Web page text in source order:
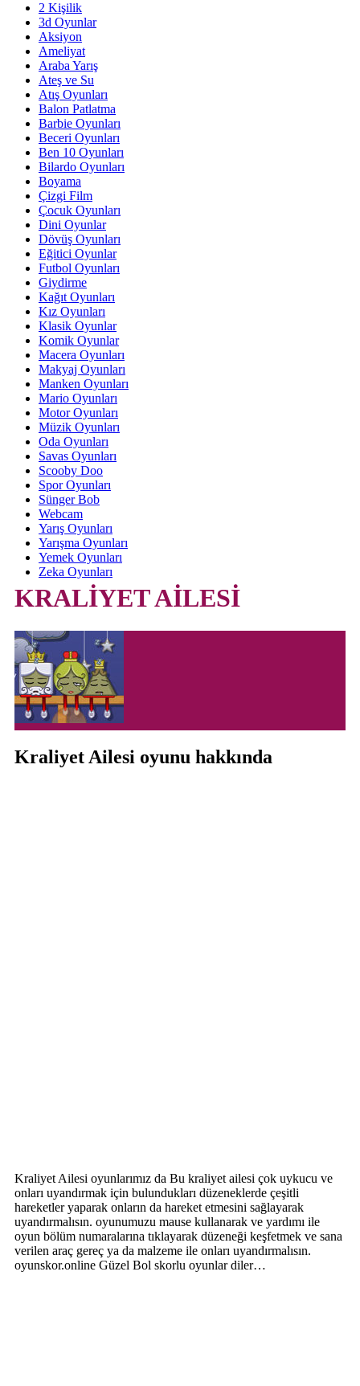
2 Kişilik
3d Oyunlar
Aksiyon
Ameliyat
Araba Yarış
Ateş ve Su
Atış Oyunları
Balon Patlatma
Barbie Oyunları
Beceri Oyunları
Ben 10 Oyunları
Bilardo Oyunları
Boyama
Çizgi Film
Çocuk Oyunları
Dini Oyunlar
Dövüş Oyunları
Eğitici Oyunlar
Futbol Oyunları
Giydirme
Kağıt Oyunları
Kız Oyunları
Klasik Oyunlar
Komik Oyunlar
Macera Oyunları
Makyaj Oyunları
Manken Oyunları
Mario Oyunları
Motor Oyunları
Müzik Oyunları
Oda Oyunları
Savas Oyunları
Scooby Doo
Spor Oyunları
Sünger Bob
Webcam
Yarış Oyunları
Yarışma Oyunları
Yemek Oyunları
Zeka Oyunları
KRALİYET AİLESİ
Kraliyet Ailesi oyunu hakkında
Kraliyet Ailesi oyunlarımız da Bu kraliyet ailesi çok uykucu ve
onları uyandırmak için bulundukları düzeneklerde çeşitli
hareketler yaparak onların da hareket etmesini sağlayarak
uyandırmalısın. oyunumuzu mause kullanarak ve yardımı ile
oyun bölüm numaralarına tıklayarak düzeneği keşfetmek ve sana
verilen araç gereç ya da malzeme ile onları uyandırmalısın.
oyunskor.online Güzel Bol skorlu oyunlar diler…